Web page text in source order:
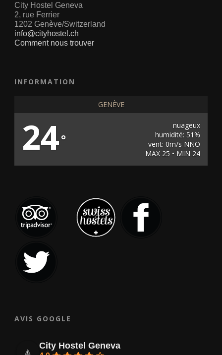
City Hostel Geneva
2, rue Ferrier
1202 Genève/Switzerland
info@cityhostel.ch
Comment nous trouver
INFORMATION
GENÈVE
24°
nuageux
humidité: 51%
vent: 0m/s NNO
MAX 25 • MIN 24
AVIS GOOGLE
City Hostel Geneva